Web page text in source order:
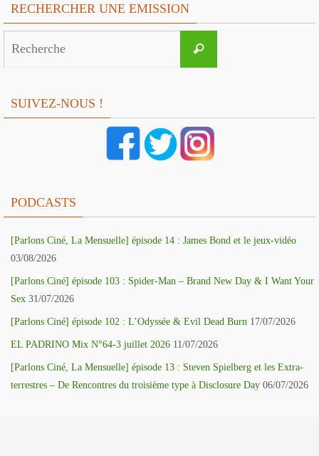
RECHERCHER UNE EMISSION
Recherche
SUIVEZ-NOUS !
PODCASTS
[Parlons Ciné, La Mensuelle] épisode 14 : James Bond et le jeux-vidéo
03/08/2026
[Parlons Ciné] épisode 103 : Spider-Man – Brand New Day & I Want Your
Sex 31/07/2026
[Parlons Ciné] épisode 102 : L’Odyssée & Evil Dead Burn 17/07/2026
EL PADRINO Mix N°64-3 juillet 2026 11/07/2026
[Parlons Ciné, La Mensuelle] épisode 13 : Steven Spielberg et les Extra-
terrestres – De Rencontres du troisième type à Disclosure Day 06/07/2026